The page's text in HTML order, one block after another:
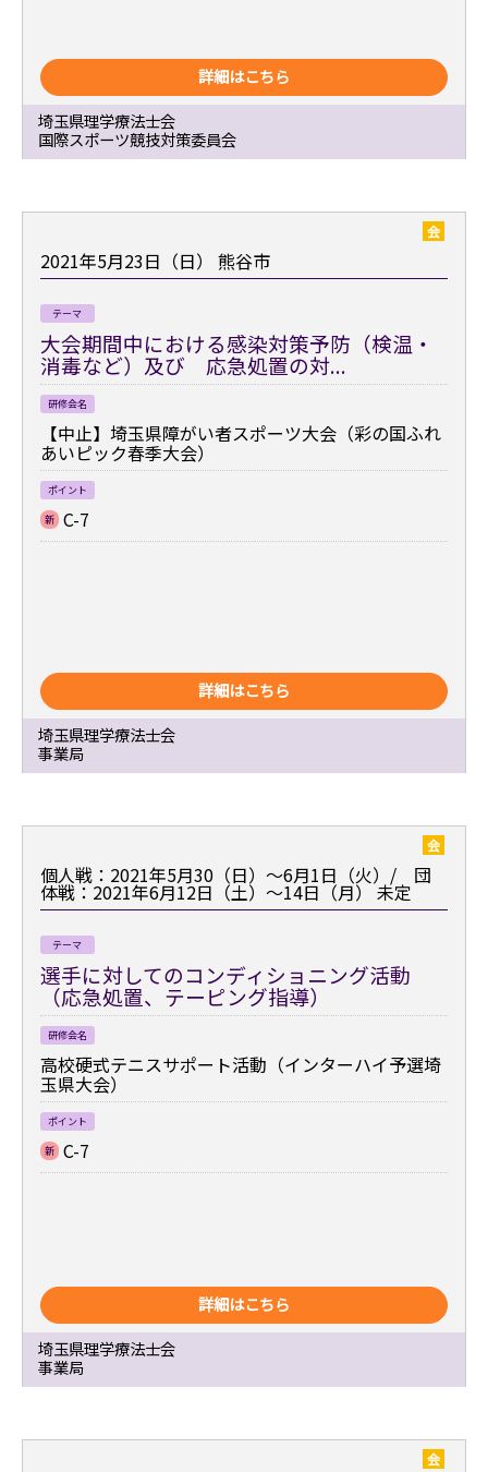
詳細はこちら
埼玉県理学療法士会
国際スポーツ競技対策委員会
会
2021年5月23日（日） 熊谷市
テーマ
大会期間中における感染対策予防（検温・
消毒など）及び 応急処置の対...
研修会名
【中止】埼玉県障がい者スポーツ大会（彩の国ふれ
あいピック春季大会）
ポイント
新 C-7
詳細はこちら
埼玉県理学療法士会
事業局
会
個人戦：2021年5月30（日）～6月1日（火）/ 団
体戦：2021年6月12日（土）～14日（月）未定
テーマ
選手に対してのコンディショニング活動
（応急処置、テーピング指導）
研修会名
高校硬式テニスサポート活動（インターハイ予選埼
玉県大会）
ポイント
新 C-7
詳細はこちら
埼玉県理学療法士会
事業局
会